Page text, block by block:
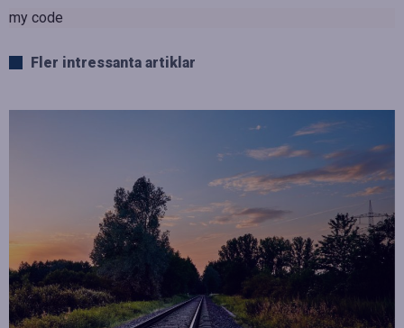
my code
Fler intressanta artiklar